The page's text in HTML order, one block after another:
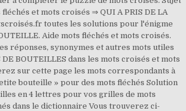
et mots croisés ⇒ QUI A PRIS DE LA
toutes les solutions pour l'énigme
Aide mots fléchés et mots croisés.
réponses, synonymes et autres mots utiles
BOUTEILLES dans les mots croisés et mots
sur cette page les mots correspondants à
bouteille » pour des mots fléchés Solution
en 4 lettres pour vos grilles de mots
dans le dictionnaire Vous trouverez ci-